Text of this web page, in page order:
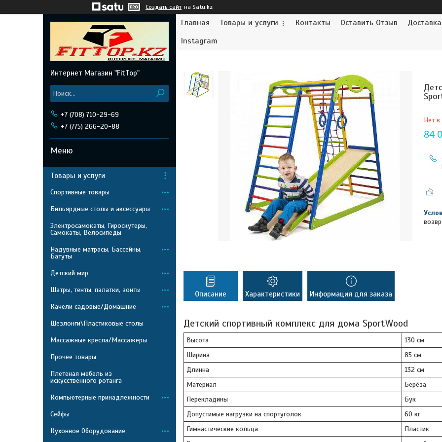
Создать сайт на Satu.kz
Главная Товары и услуги Контакты Оставить Отзыв Доставка
Instagram
Нет в
84
Описание Характеристики Информация для заказа
Детский спортивный комплекс для дома SportWood
Высота
130 см
Ширина
85 см
Длинна
132 см
Материал
Берёза
Перекладины
Бук
Допустимые нагрузки на спортуголок
60 кг
Гимнастические кольца
Пластик
Интернет Магазин "FitTop"
+7 (708) 710-29-69
+7 (775) 266-20-88
Товары и услуги
Спортивные товары
Бильярдные столы и аксессуары
Электросамокаты, Гироскутеры,
Самокаты, Велосипеды
Надувные матрасы, Бассейны,
Батуты
Детский мир
Шатры, тенты, палатки, зонты
Качели садовые/Домашние
Шезлонги\Пластиковые столы
Массажные кресла/Массажеры
Прочее товары
Плетеная мебель из
искусственного ротанга
Компьютерные принадлежности
Сейфы
Кухонное Оборудование